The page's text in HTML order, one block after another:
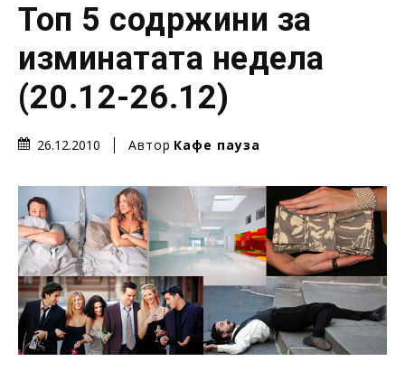
Топ 5 содржини за
изминатата недела
(20.12-26.12)
26.12.2010 Автор Кафе пауза